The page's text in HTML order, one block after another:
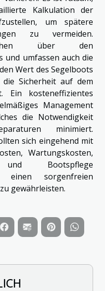
Kalkulation der
um spätere
zu vermeiden.
über den
und umfassen auch die
Wert des Segelboots
Sicherheit auf dem
Ein kosteneffizientes
Management
die Notwendigkeit
minimiert.
sich eingehend mit
Wartungskosten,
und Bootspflege
einen sorgenfreien
gewährleisten.